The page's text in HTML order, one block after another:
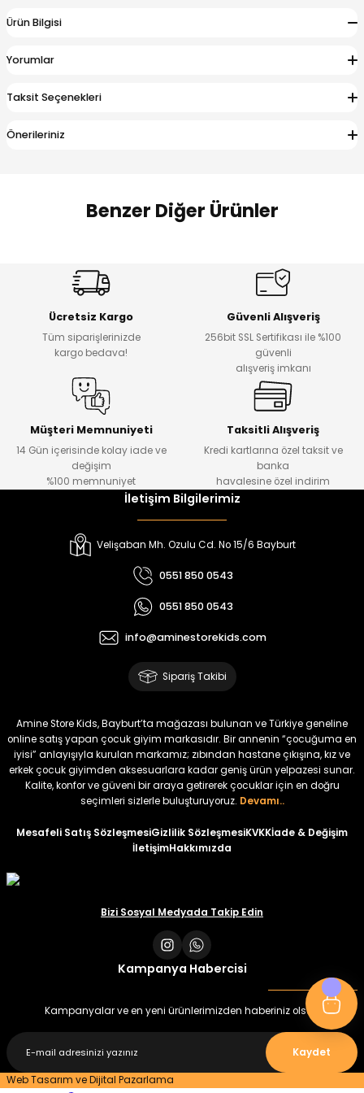
Ürün Bilgisi
Yorumlar
Taksit Seçenekleri
Önerileriniz
Benzer Diğer Ürünler
Dantelya Kız Çocuk Tişört
Puba Unisex Kot 3’lü Takım
Urban Kız Çocuk Süveterli Tunik Gömlek Navi Kız Çocuk Kot Pantolon
₺ 650
Melra Kız Çocuk Kot Pantolon
%15
Tivon Kız Çocuk 3’lü Takım
₺ 2.340
Koren Kız Çocuk ve Bebek Tayt
₺ 320
₺ 250
Yeni
Koren Kız Çocuk ve Bebek Tayt
₺ 320
₺ 250
%22
Koren Kız Çocuk ve Bebek Tayt
₺ 250
%22
Koren Kız Çocuk ve Bebek Tayt
₺ 320
Ücretsiz Kargo
Tüm siparişlerinizde
kargo bedava!
Güvenli Alışveriş
256bit SSL Sertifikası ile %100
güvenli
alışveriş imkanı
Müşteri Memnuniyeti
14 Gün içerisinde kolay iade ve
değişim
%100 memnuniyet
Taksitli Alışveriş
Kredi kartlarına özel taksit ve
banka
havalesine özel indirim
İletişim Bilgilerimiz
Velişaban Mh. Ozulu Cd. No 15/6 Bayburt
0551 850 0543
0551 850 0543
info@aminestorekids.com
Sipariş Takibi
Amine Store Kids, Bayburt’ta mağazası bulunan ve Türkiye geneline
online satış yapan çocuk giyim markasıdır. Bir annenin “çocuğuma en
iyisi” anlayışıyla kurulan markamız; zıbından hastane çıkışına, kız ve
erkek çocuk giyimden aksesuarlara kadar geniş ürün yelpazesi sunar.
Kalite, konfor ve güveni bir araya getirerek çocuklar için en doğru
seçimleri sizlerle buluşturuyoruz. Devamı..
Mesafeli Satış SözleşmesiGizlilik SözleşmesiKVKKİade & Değişim
İletişimHakkımızda
Bizi Sosyal Medyada Takip Edin
Kampanya Habercisi
Kampanyalar ve en yeni ürünlerimizden haberiniz olsun
Kaydet
Web Tasarım ve Dijital Pazarlama
ve Taç